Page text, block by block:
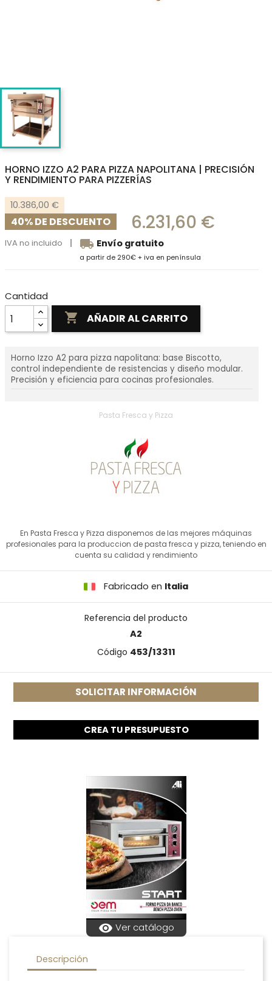
HORNO IZZO A2 PARA PIZZA NAPOLITANA | PRECISIÓN
Y RENDIMIENTO PARA PIZZERÍAS
10.386,00 €
40% DE DESCUENTO 6.231,60 €
IVA no incluido local_shipping Envío gratuito
a partir de 290€ + iva en península
Cantidad
 AÑADIR AL CARRITO
Horno Izzo A2 para pizza napolitana: base Biscotto,
control independiente de resistencias y diseño modular.
Precisión y eficiencia para cocinas profesionales.
Pasta Fresca y Pizza
En Pasta Fresca y Pizza disponemos de las mejores máquinas
profesionales para la produccion de pasta fresca y pizza, teniendo en
cuenta su calidad y rendimiento
Fabricado en Italia
Referencia del producto
A2
Código 453/13311
SOLICITAR INFORMACIÓN
CREA TU PRESUPUESTO
visibility Ver catálogo
Descripción